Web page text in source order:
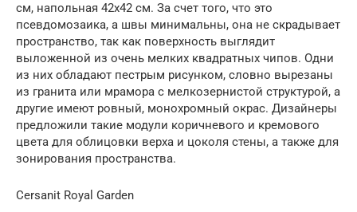
см, напольная 42х42 см. За счет того, что это
псевдомозаика, а швы минимальны, она не скрадывает
пространство, так как поверхность выглядит
выложенной из очень мелких квадратных чипов. Одни
из них обладают пестрым рисунком, словно вырезаны
из гранита или мрамора с мелкозернистой структурой, а
другие имеют ровный, монохромный окрас. Дизайнеры
предложили такие модули коричневого и кремового
цвета для облицовки верха и цоколя стены, а также для
зонирования пространства.
Cersanit Royal Garden